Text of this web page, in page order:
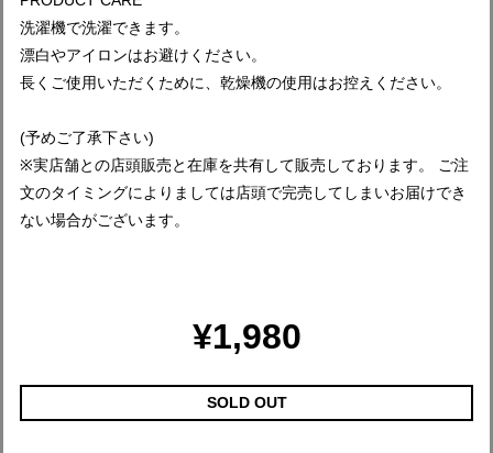
洗濯機で洗濯できます。
漂白やアイロンはお避けください。
長くご使用いただくために、乾燥機の使用はお控えください。
(予めご了承下さい)
※実店舗との店頭販売と在庫を共有して販売しております。 ご注
文のタイミングによりましては店頭で完売してしまいお届けでき
ない場合がございます。
¥1,980
SOLD OUT